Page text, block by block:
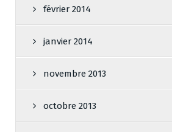
février 2014
janvier 2014
novembre 2013
octobre 2013